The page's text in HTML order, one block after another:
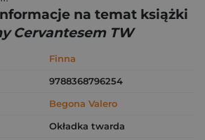
na temat książki
Cervantesem TW
Finna
9788368796254
Begona Valero
Okładka twarda